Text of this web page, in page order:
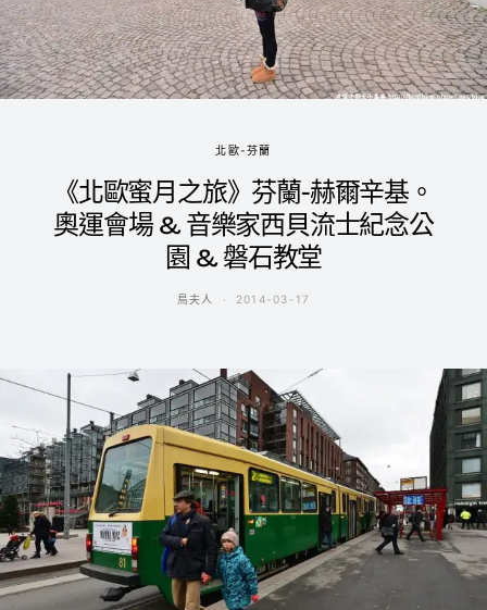
北歐-芬蘭
《北歐蜜月之旅》芬蘭-赫爾辛基。
奧運會場 & 音樂家西貝流士紀念公
園 & 磐石教堂
鳥夫人 2014-03-17